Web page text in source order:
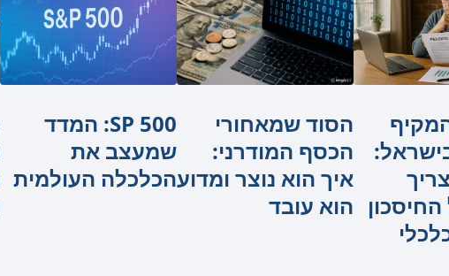
הסוד שמאחורי
הכסף המודרני:
איך הוא נוצר ומדוע
הוא עובד
SP 500: המדד
שמעצב את
הכלכלה העולמית